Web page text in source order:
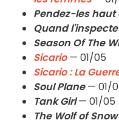
Pendez-les haut
Quand
Season Of The
Sicario— 01/05
Sicario : La
Soul Plane— 01/
Tank Girl— 01/05
The Wolf of